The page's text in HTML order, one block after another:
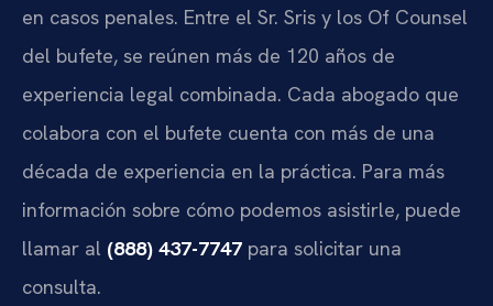
en casos penales. Entre el Sr. Sris y los Of Counsel
del bufete, se reúnen más de 120 años de
experiencia legal combinada. Cada abogado que
colabora con el bufete cuenta con más de una
década de experiencia en la práctica. Para más
información sobre cómo podemos asistirle, puede
llamar al (888) 437-7747 para solicitar una
consulta.